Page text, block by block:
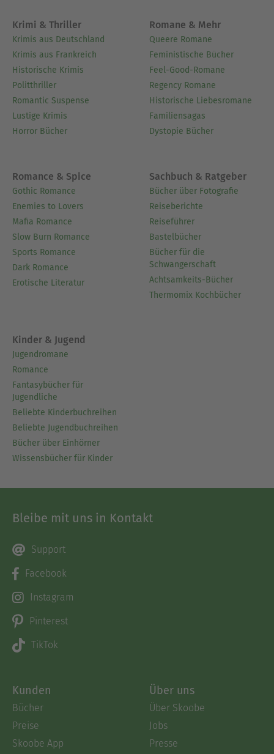
Krimi & Thriller
Krimis aus Deutschland
Krimis aus Frankreich
Historische Krimis
Politthriller
Romantic Suspense
Lustige Krimis
Horror Bücher
Romane & Mehr
Queere Romane
Feministische Bücher
Feel-Good-Romane
Regency Romane
Historische Liebesromane
Familiensagas
Dystopie Bücher
Romance & Spice
Gothic Romance
Enemies to Lovers
Mafia Romance
Slow Burn Romance
Sports Romance
Dark Romance
Erotische Literatur
Sachbuch & Ratgeber
Bücher über Fotografie
Reiseberichte
Reiseführer
Bastelbücher
Bücher für die
Schwangerschaft
Achtsamkeits-Bücher
Thermomix Kochbücher
Kinder & Jugend
Jugendromane
Romance
Fantasybücher für
Jugendliche
Beliebte Kinderbuchreihen
Beliebte Jugendbuchreihen
Bücher über Einhörner
Wissensbücher für Kinder
Bleibe mit uns in Kontakt
Support
Facebook
Instagram
Pinterest
TikTok
Kunden
Bücher
Preise
Skoobe App
Über uns
Über Skoobe
Jobs
Presse